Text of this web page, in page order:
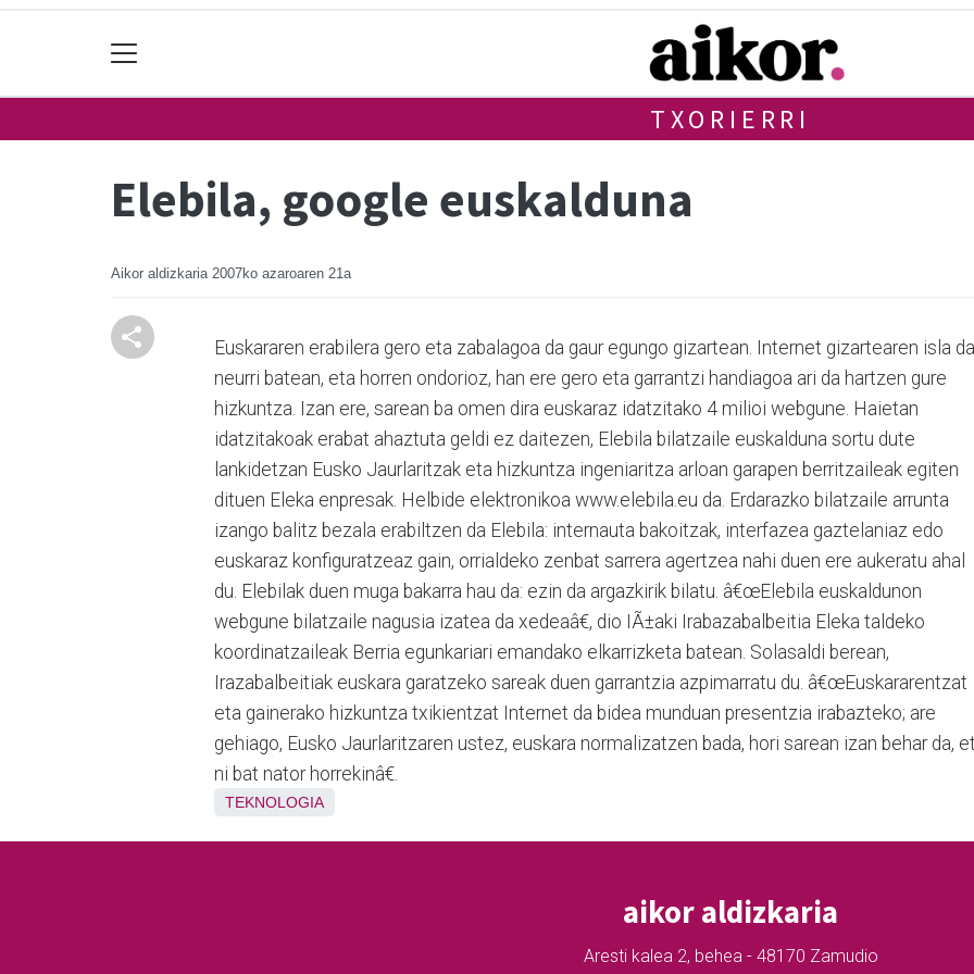
TXORIERRI
Elebila, google euskalduna
Aikor aldizkaria 2007ko azaroaren 21a
Euskararen erabilera gero eta zabalagoa da gaur egungo gizartean. Internet gizartearen isla da
neurri batean, eta horren ondorioz, han ere gero eta garrantzi handiagoa ari da hartzen gure
hizkuntza. Izan ere, sarean ba omen dira euskaraz idatzitako 4 milioi webgune. Haietan
idatzitakoak erabat ahaztuta geldi ez daitezen, Elebila bilatzaile euskalduna sortu dute
lankidetzan Eusko Jaurlaritzak eta hizkuntza ingeniaritza arloan garapen berritzaileak egiten
dituen Eleka enpresak. Helbide elektronikoa www.elebila.eu da. Erdarazko bilatzaile arrunta
izango balitz bezala erabiltzen da Elebila: internauta bakoitzak, interfazea gaztelaniaz edo
euskaraz konfiguratzeaz gain, orrialdeko zenbat sarrera agertzea nahi duen ere aukeratu ahal
du. Elebilak duen muga bakarra hau da: ezin da argazkirik bilatu. â€œElebila euskaldunon
webgune bilatzaile nagusia izatea da xedeaâ€, dio IÃ±aki Irabazabalbeitia Eleka taldeko
koordinatzaileak Berria egunkariari emandako elkarrizketa batean. Solasaldi berean,
Irazabalbeitiak euskara garatzeko sareak duen garrantzia azpimarratu du. â€œEuskararentzat
eta gainerako hizkuntza txikientzat Internet da bidea munduan presentzia irabazteko; are
gehiago, Eusko Jaurlaritzaren ustez, euskara normalizatzen bada, hori sarean izan behar da,
ni bat nator horrekinâ€.
TEKNOLOGIA
aikor aldizkaria
Aresti kalea 2, behea - 48170 Zamudio